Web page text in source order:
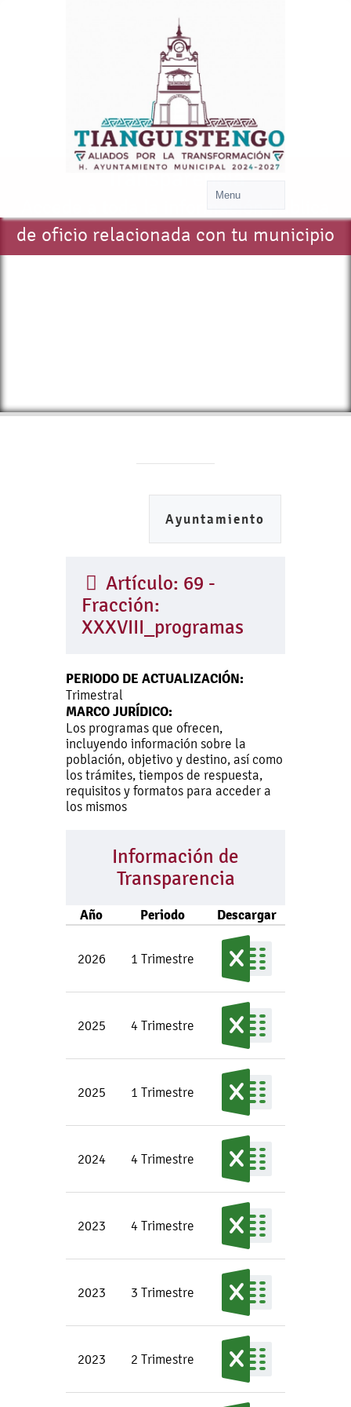
Transparencia
de oficio relacionada con tu municipio
Ayuntamiento
Artículo: 69 -
Fracción:
XXXVIII_programas
PERIODO DE ACTUALIZACIÓN:
Trimestral
MARCO JURÍDICO:
Los programas que ofrecen,
incluyendo información sobre la
población, objetivo y destino, así como
los trámites, tiempos de respuesta,
requisitos y formatos para acceder a
los mismos
Información de
Transparencia
Año Periodo Descargar
2026 1 Trimestre
2025 4 Trimestre
2025 1 Trimestre
2024 4 Trimestre
2023 4 Trimestre
2023 3 Trimestre
2023 2 Trimestre